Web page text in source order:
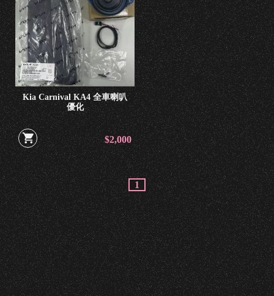
車
內
改
裝
燈
系
改
裝
汽
車
養
護
週
邊
Kia Carnival KA4 全車喇叭
優化
$2,000
1